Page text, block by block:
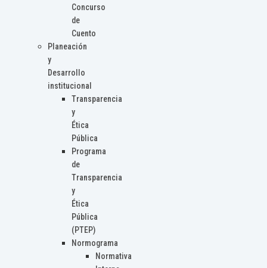
Concurso
de
Cuento
Planeación
y
Desarrollo
institucional
Transparencia
y
Ética
Pública
Programa
de
Transparencia
y
Ética
Pública
(PTEP)
Normograma
Normativa